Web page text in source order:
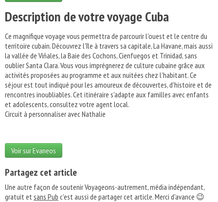
Description de votre voyage Cuba
Ce magnifique voyage vous permettra de parcourir l'ouest et le centre du
territoire cubain. Découvrez l'île à travers sa capitale, La Havane, mais aussi
la vallée de Viñales, la Baie des Cochons, Cienfuegos et Trinidad, sans
oublier Santa Clara. Vous vous imprégnerez de culture cubaine grâce aux
activités proposées au programme et aux nuitées chez l'habitant. Ce
séjour est tout indiqué pour les amoureux de découvertes, d'histoire et de
rencontres inoubliables. Cet itinéraire s'adapte aux familles avec enfants
et adolescents, consultez votre agent local.
Circuit à personnaliser avec Nathalie
Voir sur Evaneos
Partagez cet article
Une autre façon de soutenir Voyageons-autrement, média indépendant,
gratuit etsans Pub c'est aussi de partager cet article. Merci d'avance 😉